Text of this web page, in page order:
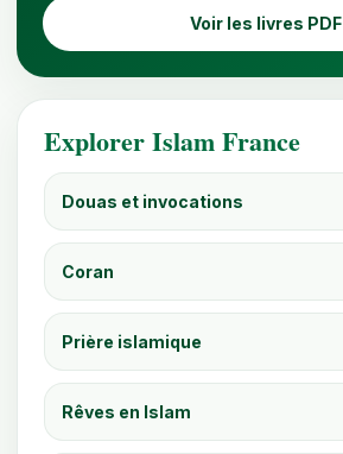
Voir les livres PDF
Explorer Islam France
Douas et invocations
Coran
Prière islamique
Rêves en Islam